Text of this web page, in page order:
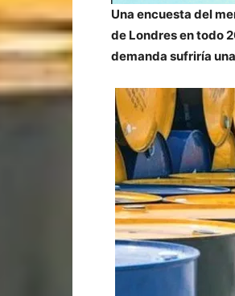
Una encuesta del
de Londres en todo
demanda sufriría